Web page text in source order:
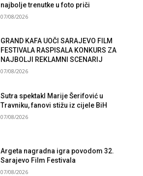
najbolje trenutke u foto priči
07/08/2026
GRAND KAFA UOČI SARAJEVO FILM
FESTIVALA RASPISALA KONKURS ZA
NAJBOLJI REKLAMNI SCENARIJ
07/08/2026
Sutra spektakl Marije Šerifović u
Travniku, fanovi stižu iz cijele BiH
07/08/2026
Argeta nagradna igra povodom 32.
Sarajevo Film Festivala
07/08/2026